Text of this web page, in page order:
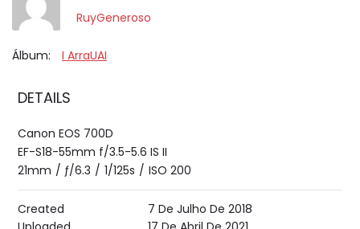
RuyGeneroso
Álbum: I ArraUAI
DETAILS
Canon EOS 700D
EF-S18-55mm f/3.5-5.6 IS II
21mm / ƒ/6.3 / 1/125s / ISO 200
Created
7 De Julho De 2018